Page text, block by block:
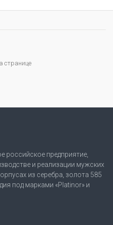
странице
российское предприятие,
и реализации мужских
из серебра, золота 585
под марками «Platinor» и